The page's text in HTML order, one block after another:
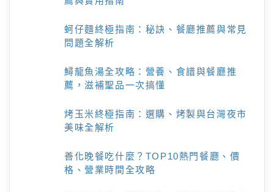
蚵仔麵終極指南：秘訣、餐廳推薦與常見
問題全解析
鱘龍魚湯全攻略：營養、食譜與餐廳推
薦，滋補聖品一次搞懂
烤玉米終極指南：選購、烤製與台灣夜市
美味全解析
善化晚餐吃什麼？TOP10熱門餐廳、價
格、營業時間全攻略